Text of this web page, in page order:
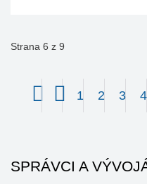
Strana 6 z 9
1 2 3 4
SPRÁVCI A